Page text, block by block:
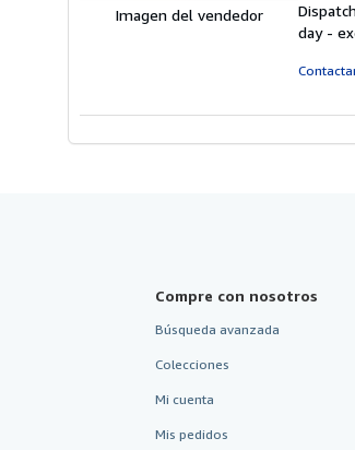
Imagen del vendedor
day -
Compre con nosotros
Búsqueda avanzada
Colecciones
Mi cuenta
Mis pedidos